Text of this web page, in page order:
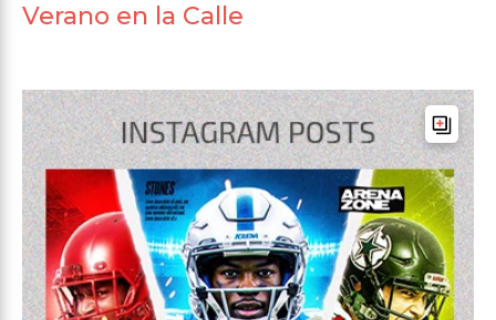
Verano en la Calle